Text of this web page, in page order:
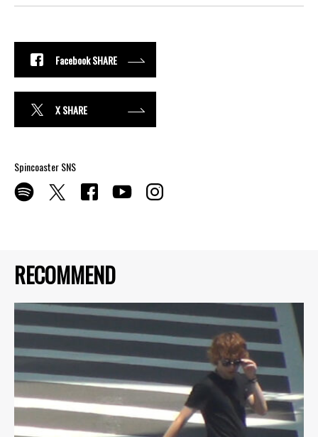
RECOMMEND
Facebook SHARE
X SHARE
Spincoaster SNS